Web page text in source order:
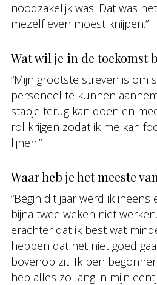
noodzakelijk was. Dat was
mezelf even moest knijpen.”
Wat wil je in de toekomst
“Mijn grootste streven is om
personeel te kunnen
stapje terug kan doen en
rol krijgen zodat ik me kan
lijnen.”
Waar heb je het meeste
“Begin dit jaar werd ik ineens
bijna twee weken niet
erachter dat ik best wat
hebben dat het niet goed
bovenop zit. Ik ben
heb alles zo lang in mijn